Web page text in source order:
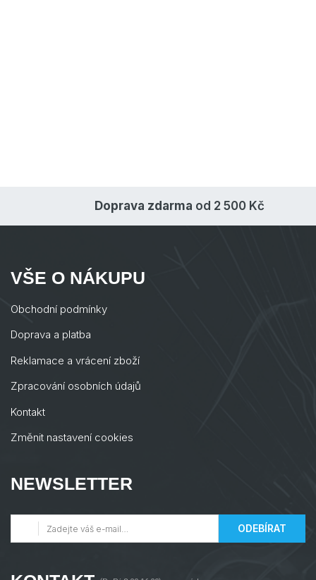
Doprava zdarma od 2 500 Kč
VŠE O NÁKUPU
Obchodní podmínky
Doprava a platba
Reklamace a vrácení zboží
Zpracování osobních údajů
Kontakt
Změnit nastavení cookies
NEWSLETTER
ODEBÍRAT